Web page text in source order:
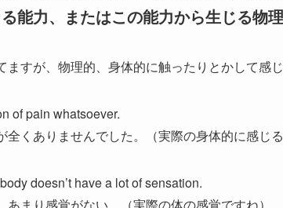
能力、またはこの能力から生じる物
ますが、物理的、身体的に触ったりとかして感じ
of pain whatsoever.
全くありませんでした。（実際の身体的に感じる
doesn’t have a lot of sensation.
あまり感覚がない。（実際の体の感覚ですね）